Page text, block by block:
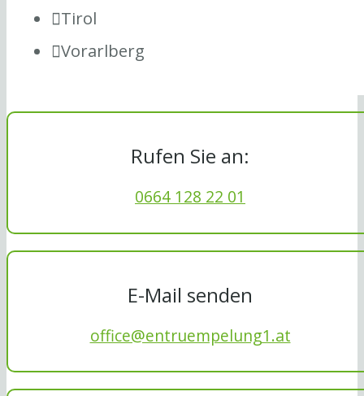
Tirol
Vorarlberg
Rufen Sie an:
0664 128 22 01
E-Mail senden
office@entruempelung1.at